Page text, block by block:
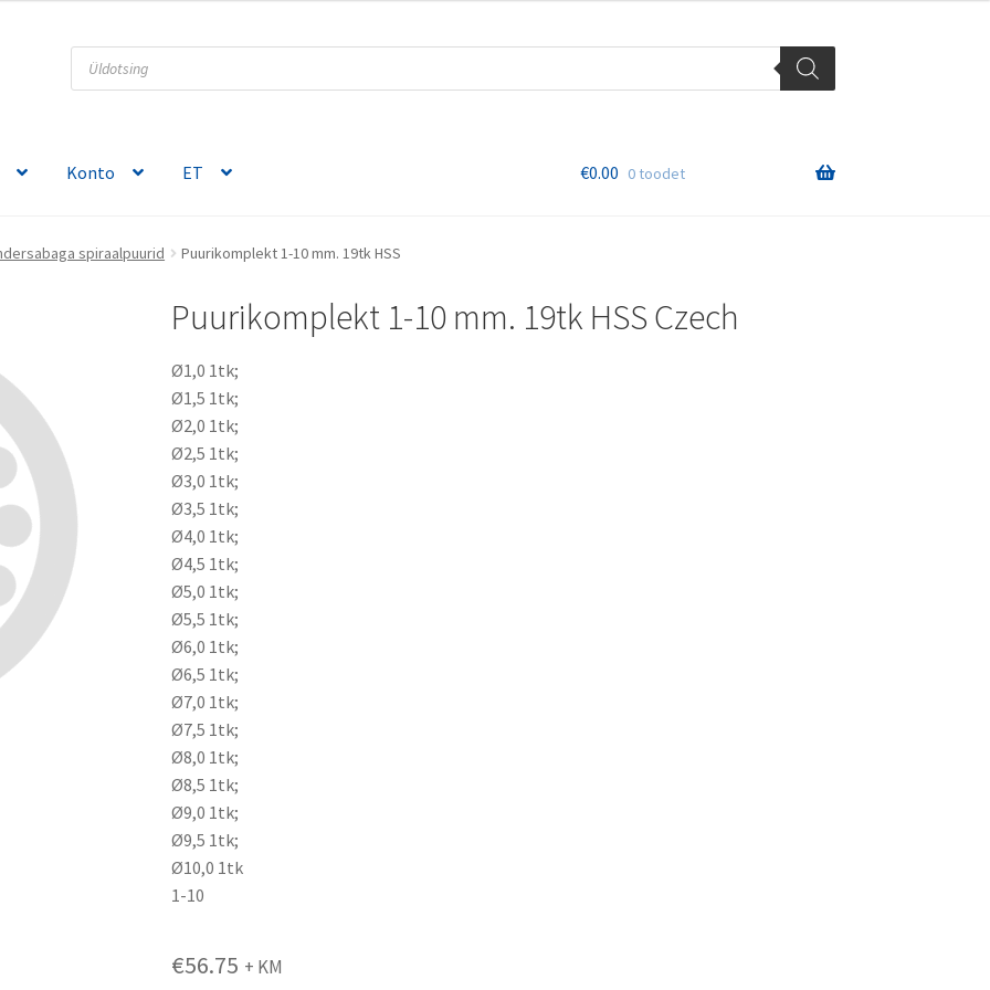
Products
search
Konto ET €0.00 0 toodet
spiraalpuurid Puurikomplekt 1-10 mm. 19tk HSS
Puurikomplekt 1-10 mm. 19tk HSS Czech
Ø1,0 1tk;
Ø1,5 1tk;
Ø2,0 1tk;
Ø2,5 1tk;
Ø3,0 1tk;
Ø3,5 1tk;
Ø4,0 1tk;
Ø4,5 1tk;
Ø5,0 1tk;
Ø5,5 1tk;
Ø6,0 1tk;
Ø6,5 1tk;
Ø7,0 1tk;
Ø7,5 1tk;
Ø8,0 1tk;
Ø8,5 1tk;
Ø9,0 1tk;
Ø9,5 1tk;
Ø10,0 1tk
1-10
€56.75 + KM